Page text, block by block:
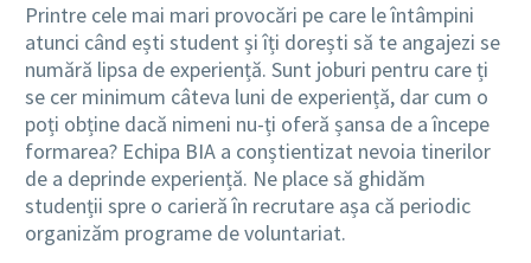
Printre cele mai mari provocări pe care le întâmpini
atunci când ești student și îți dorești să te angajezi se
numără lipsa de experiență. Sunt joburi pentru care ți
se cer minimum câteva luni de experiență, dar cum o
poți obține dacă nimeni nu-ți oferă șansa de a începe
formarea? Echipa BIA a conștientizat nevoia tinerilor
de a deprinde experiență. Ne place să ghidăm
studenții spre o carieră în recrutare așa că periodic
organizăm programe de voluntariat.